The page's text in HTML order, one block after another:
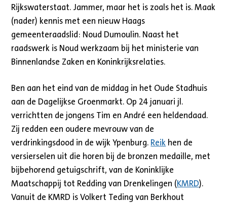
Rijkswaterstaat. Jammer, maar het is zoals het is. Maak
(nader) kennis met een nieuw Haags
gemeenteraadslid: Noud Dumoulin. Naast het
raadswerk is Noud werkzaam bij het ministerie van
Binnenlandse Zaken en Koninkrijksrelaties.
Ben aan het eind van de middag in het Oude Stadhuis
aan de Dagelijkse Groenmarkt. Op 24 januari jl.
verrichtten de jongens Tim en André een heldendaad.
Zij redden een oudere mevrouw van de
verdrinkingsdood in de wijk Ypenburg. Reik hen de
versierselen uit die horen bij de bronzen medaille, met
bijbehorend getuigschrift, van de Koninklijke
Maatschappij tot Redding van Drenkelingen (KMRD).
Vanuit de KMRD is Volkert Teding van Berkhout